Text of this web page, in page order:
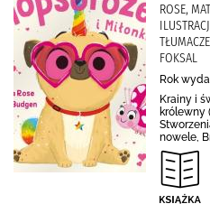
ROSE,
FOKSAL
Rok
Krainy i
królewny
nowele,